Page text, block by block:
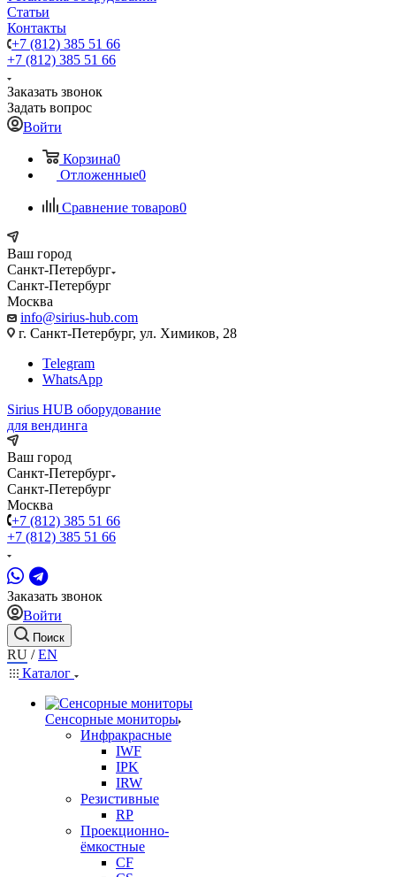
Статьи
Контакты
+7 (812) 385 51 66
+7 (812) 385 51 66
Заказать звонок
Задать вопрос
Войти
Корзина0
Отложенные0
Сравнение товаров0
Ваш город
Санкт-Петербург
Санкт-Петербург
Москва
info@sirius-hub.com
г. Санкт-Петербург, ул. Химиков, 28
Telegram
WhatsApp
Sirius HUB оборудование
для вендинга
Ваш город
Санкт-Петербург
Санкт-Петербург
Москва
+7 (812) 385 51 66
+7 (812) 385 51 66
Заказать звонок
Войти
Поиск
RU /EN
Каталог
Сенсорные мониторы
Инфракрасные
IWF
IPK
IRW
Резистивные
RP
Проекционно-
ёмкостные
CF